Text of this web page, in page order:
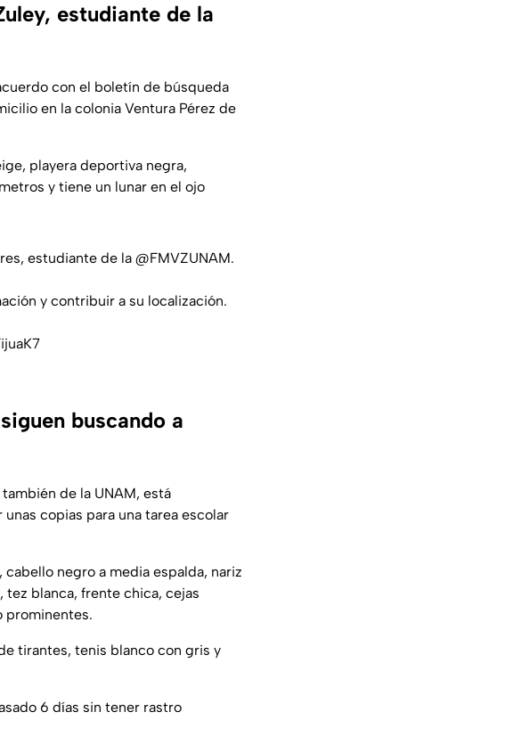
estudiante de la
con el boletín de búsqueda
en la colonia Ventura Pérez de
playera deportiva negra,
y tiene un lunar en el ojo
estudiante de la @FMVZUNAM.
y contribuir a su localización.
buscando a
también de la UNAM, está
copias para una tarea escolar
negro a media espalda, nariz
tez blanca, frente chica, cejas
prominentes.
tirantes, tenis blanco con gris y
6 días sin tener rastro